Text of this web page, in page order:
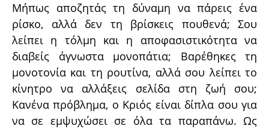
Μήπως αποζητάς τη δύναμη να πάρεις ένα
ρίσκο, αλλά δεν τη βρίσκεις πουθενά; Σου
λείπει η τόλμη και η αποφασιστικότητα να
διαβείς άγνωστα μονοπάτια; Βαρέθηκες τη
μονοτονία και τη ρουτίνα, αλλά σου λείπει το
κίνητρο να αλλάξεις σελίδα στη ζωή σου;
Κανένα πρόβλημα, ο Κριός είναι δίπλα σου για
να σε εμψυχώσει σε όλα τα παραπάνω. Ως